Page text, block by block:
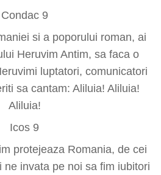
Condac 9
si a poporului roman, ai
Heruvim Antim, sa faca o
luptatori, comunicatori
sa cantam: Aliluia! Aliluia!
Aliluia!
Icos 9
protejeaza Romania, de cei
ne invata pe noi sa fim iubitori